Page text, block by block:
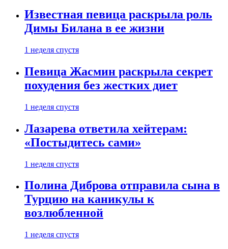
Известная певица раскрыла роль
Димы Билана в ее жизни
1 неделя спустя
Певица Жасмин раскрыла секрет
похудения без жестких диет
1 неделя спустя
Лазарева ответила хейтерам:
«Постыдитесь сами»
1 неделя спустя
Полина Диброва отправила сына в
Турцию на каникулы к
возлюбленной
1 неделя спустя